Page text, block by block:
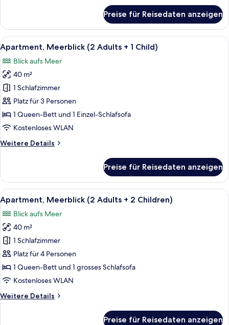
(3
Adults
+
Child)
Preise für Reisedaten anzeigen
Alle
Fotos
für
Apartment,
Meerblick
(2
Adults
+
Child)
32-Zoll-LCD-Fernseher mit
4
Apartment, Meerblick (2 Adults + 1 Child)
Blick aufs Meer
40 m²
1 Schlafzimmer
Platz für 3 Personen
1 Queen-Bett und 1 Einzel-Schlafsofa
Kostenloses WLAN
Weitere Details
Weitere
Meerblick
(2
Adults
Child)
Preise für Reisedaten anzeigen
Alle
Fotos
für
Apartment,
Meerblick
(2
Adults
+
Children)
32-Zoll-LCD-Fernseher mit
4
Apartment, Meerblick (2 Adults + 2 Children)
Blick aufs Meer
40 m²
1 Schlafzimmer
Platz für 4 Personen
1 Queen-Bett und 1 grosses Schlafsofa
Kostenloses WLAN
Weitere Details
Weitere
Preise für Reisedaten anzeigen